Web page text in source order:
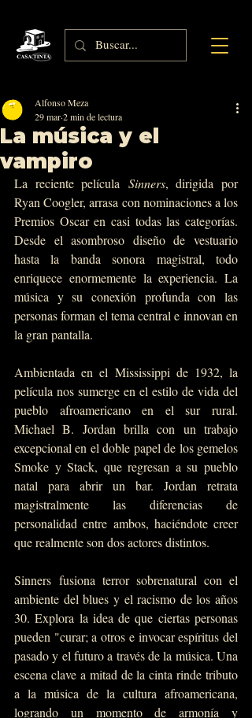
La música y el
vampiro
Alfonso Meza
29 mar2 min de lectura
La reciente película Sinners, dirigida por
Ryan Coogler, arrasa con nominaciones a los
Premios Oscar en casi todas las categorías.
Desde el asombroso diseño de vestuario
hasta la banda sonora magistral, todo
enriquece enormemente la experiencia. La
música y su conexión profunda con las
personas forman el tema central e innovan en
la gran pantalla.
Ambientada en el Mississippi de 1932, la
película nos sumerge en el estilo de vida del
pueblo afroamericano en el sur rural.
Michael B. Jordan brilla con un trabajo
excepcional en el doble papel de los gemelos
Smoke y Stack, que regresan a su pueblo
natal para abrir un bar. Jordan retrata
magistralmente las diferencias de
personalidad entre ambos, haciéndote creer
que realmente son dos actores distintos.
Sinners fusiona terror sobrenatural con el
ambiente del blues y el racismo de los años
30. Explora la idea de que ciertas personas
pueden "curar; a otros e invocar espíritus del
pasado y el futuro a través de la música. Una
escena clave a mitad de la cinta rinde tributo
a la música de la cultura afroamericana,
logrando un momento de armonía y